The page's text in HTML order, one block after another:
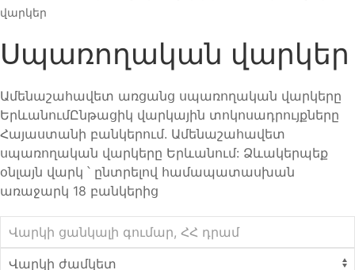
վարկեր
Սպառողական վարկեր
Ամենաշահավետ առցանց սպառողական վարկերը
ԵրևանումԸնթացիկ վարկային տոկոսադրույքները
Հայաստանի բանկերում. Ամենաշահավետ
սպառողական վարկերը Երևանում: Ձևակերպեք
օնլայն վարկ ՝ ընտրելով համապատասխան
առաջարկ 18 բանկերից